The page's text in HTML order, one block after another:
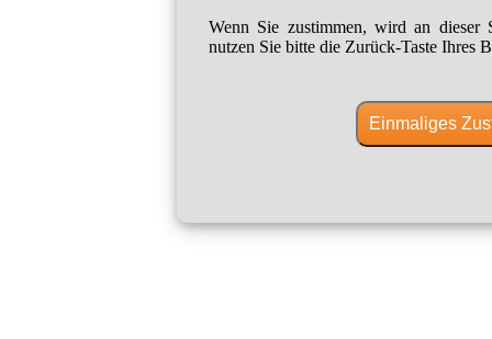
Wenn Sie zustimmen, wird an dieser
nutzen Sie bitte die Zurück-Taste Ihres
Einmaliges